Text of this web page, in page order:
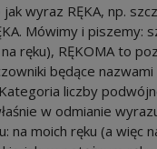
wyraz RĘKA, np.
Mówimy i piszemy:
na ręku), RĘKOMA to
będące
liczby
w odmianie
na moich ręku (a więc